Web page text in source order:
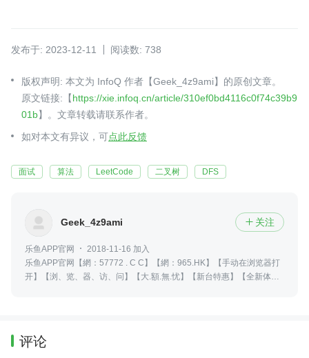
发布于: 2023-12-11 阅读数: 738
版权声明: 本文为 InfoQ 作者【Geek_4z9ami】的原创文章。
原文链接:【https://xie.infoq.cn/article/310ef0bd4116c0f74c39b9
01b】。文章转载请联系作者。
如对本文有异议，可点此反馈
面试 算法 LeetCode 二叉树 DFS
Geek_4z9ami  关注
乐鱼APP官网
2018-11-16 加入
乐鱼APP官网【網：57772 . C C】【網：965.HK】【手动在浏览器打
开】【浏、览、器、访、问】【大.額.無.忧】【新台特惠】【全新体
评论